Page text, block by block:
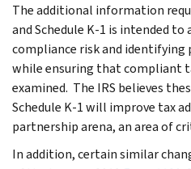
The additional information
and Schedule K-1 is intended to
compliance risk and
while ensuring that compliant
examined. The IRS believes
Schedule K-1 will improve tax
partnership arena, an area of
In addition, certain similar